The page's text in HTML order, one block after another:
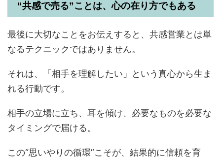
“共感で売る”ことは、心の在り方でもある
最後に大切なことをお伝えすると、共感営業とは単
なるテクニックではありません。
それは、「相手を理解したい」という真心から生ま
れる行動です。
相手の立場に立ち、耳を傾け、必要なものを必要な
タイミングで届ける。
この“思いやりの循環”こそが、結果的に信頼を育